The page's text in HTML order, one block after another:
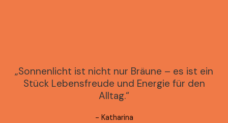
„Sonnenlicht ist nicht nur Bräune – es ist ein
Stück Lebensfreude und Energie für den
Alltag.“
- Katharina